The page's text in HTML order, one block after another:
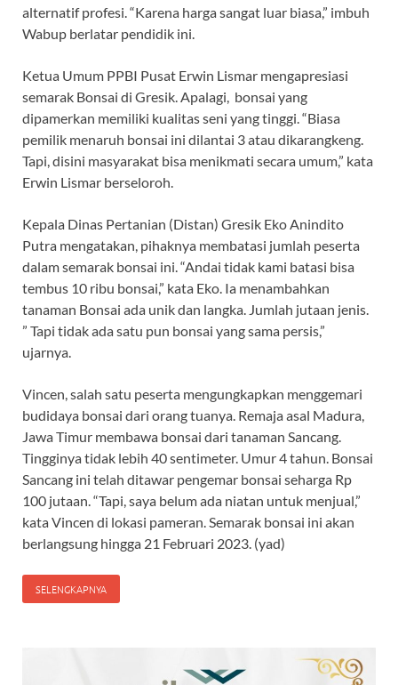
alternatif profesi. “Karena harga sangat luar biasa,” imbuh
Wabup berlatar pendidik ini.
Ketua Umum PPBI Pusat Erwin Lismar mengapresiasi
semarak Bonsai di Gresik. Apalagi, bonsai yang
dipamerkan memiliki kualitas seni yang tinggi. “Biasa
pemilik menaruh bonsai ini dilantai 3 atau dikarangkeng.
Tapi, disini masyarakat bisa menikmati secara umum,” kata
Erwin Lismar berseloroh.
Kepala Dinas Pertanian (Distan) Gresik Eko Anindito
Putra mengatakan, pihaknya membatasi jumlah peserta
dalam semarak bonsai ini. “Andai tidak kami batasi bisa
tembus 10 ribu bonsai,” kata Eko. Ia menambahkan
tanaman Bonsai ada unik dan langka. Jumlah jutaan jenis.
” Tapi tidak ada satu pun bonsai yang sama persis,”
ujarnya.
Vincen, salah satu peserta mengungkapkan menggemari
budidaya bonsai dari orang tuanya. Remaja asal Madura,
Jawa Timur membawa bonsai dari tanaman Sancang.
Tingginya tidak lebih 40 sentimeter. Umur 4 tahun. Bonsai
Sancang ini telah ditawar pengemar bonsai seharga Rp
100 jutaan. “Tapi, saya belum ada niatan untuk menjual,”
kata Vincen di lokasi pameran. Semarak bonsai ini akan
berlangsung hingga 21 Februari 2023. (yad)
SELENGKAPNYA